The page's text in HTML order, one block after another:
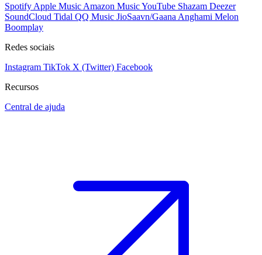
Spotify Apple Music Amazon MusicYouTube Shazam Deezer
SoundCloud Tidal QQ Music JioSaavn/Gaana Anghami Melon
Boomplay
Redes sociais
Instagram TikTok X (Twitter) Facebook
Recursos
Central de ajuda